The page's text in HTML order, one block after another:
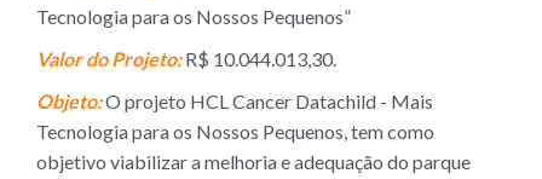
Tecnologia para os Nossos Pequenos”
Valor do Projeto:R$ 10.044.013,30.
Objeto:O projeto HCL Cancer Datachild - Mais
Tecnologia para os Nossos Pequenos, tem como
objetivo viabilizar a melhoria e adequação do parque